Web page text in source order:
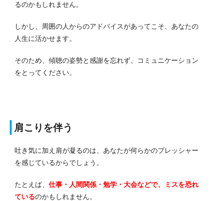
るのかもしれません。
しかし、周囲の人からのアドバイスがあってこそ、あなたの
人生に活かせます。
そのため、傾聴の姿勢と感謝を忘れず、コミュニケーション
をとってください。
肩こりを伴う
吐き気に加え肩が凝るのは、あなたが何らかのプレッシャー
を感じているからでしょう。
たとえば、 仕事・人間関係・勉学・大会などで、ミスを恐れ
ているのかもしれません。